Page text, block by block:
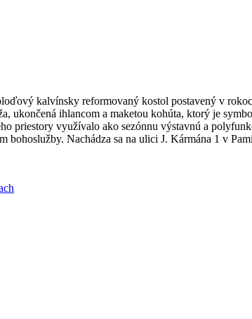
kalvínsky reformovaný kostol postavený v
ukončená ihlancom a maketou kohúta, ktorý je
priestory využívalo ako sezónnu výstavnú a
Nachádza sa na ulici J. Kármána 1 v